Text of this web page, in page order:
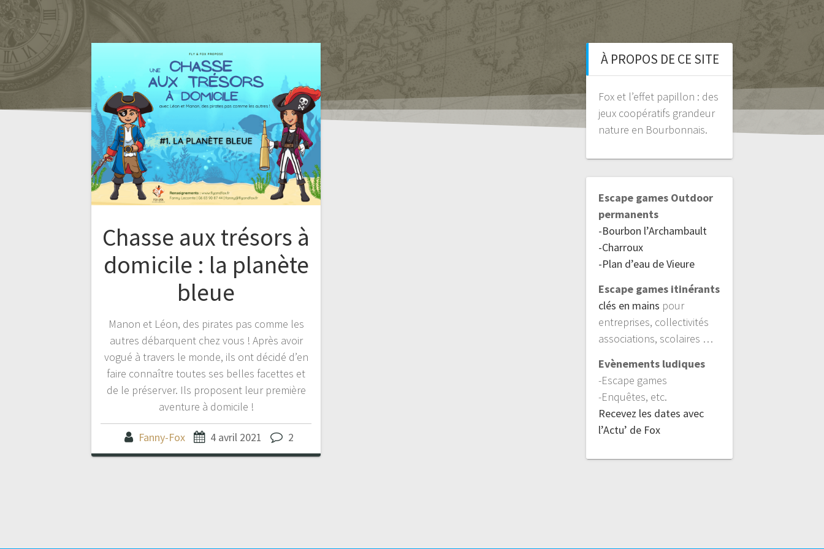
Chasse aux trésors à
domicile : la planète
bleue
Manon et Léon, des pirates pas comme les
autres débarquent chez vous ! Après avoir
vogué à travers le monde, ils ont décidé d’en
faire connaître toutes ses belles facettes et
de le préserver. Ils proposent leur première
aventure à domicile !
Fanny-Fox 4 avril 2021 2
À PROPOS DE CE SITE
Fox et l’effet papillon : des
jeux coopératifs grandeur
nature en Bourbonnais.
Escape games Outdoor
permanents
-Bourbon l’Archambault
-Charroux
-Plan d’eau de Vieure
Escape games itinérants
clés en mains pour
entreprises, collectivités
associations, scolaires …
Evènements ludiques
-Escape games
-Enquêtes, etc.
Recevez les dates avec
l’Actu’ de Fox